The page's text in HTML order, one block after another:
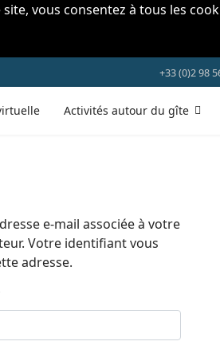
vous consentez à tous les
+33 (0)2 98
Activités autour du gîte
e-mail associée à votre
Votre identifiant vous
adresse.